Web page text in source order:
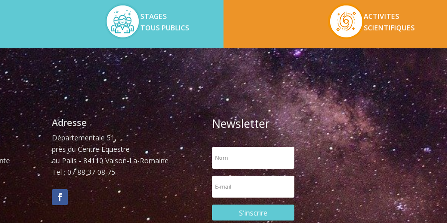
STAGES
TOUS PUBLICS
ACTIVITES
SCIENTIFIQUES
Adresse
Départementale 51,
près du Centre Equestre
au Palis - 84110 Vaison-La-Romaine
Tel : 07 88 37 08 75
Newsletter
S'inscrire